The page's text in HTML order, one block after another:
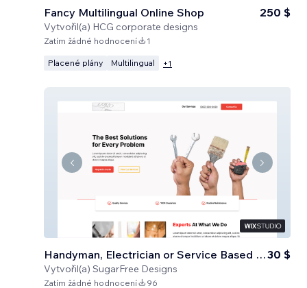
Fancy Multilingual Online Shop
Vytvořil(a) HCG corporate designs
250 $
Zatím žádné hodnocení 1
Placené plány Multilingual +1
Handyman, Electrician or Service Based Business
Vytvořil(a) SugarFree Designs
30 $
Zatím žádné hodnocení 96